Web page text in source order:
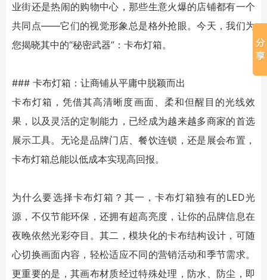
业街还是热闹的购物中心，那些生意火爆的店铺都有一个
共同点——它们的视觉形象总是格外抢眼。今天，我们为
您揭晓其中的“秘密武器”：卡布灯箱。
### 卡布灯箱：让商铺从平庸中脱颖而出
卡布灯箱，凭借其高清晰度画面、柔和但醒目的光线效
果，以及灵活的定制能力，已经成为越来越多商家的首选
展示工具。无论是品牌门店、餐饮连锁，还是展会布置，
卡布灯箱总能以低成本实现高回报。
为什么要选择卡布灯箱？其一，卡布灯箱独有的LED光
源，不仅节能环保，还拥有超高亮度，让你的品牌信息在
夜晚依然光彩夺目。其二，模块化的卡布结构设计，可随
心切换画面内容，轻松适应不同的营销活动和季节需求。
更重要的是，其画布材质经过特殊处理，防水、防尘，即